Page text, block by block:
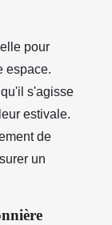
pour
espace.
s'agisse
estivale.
de
un